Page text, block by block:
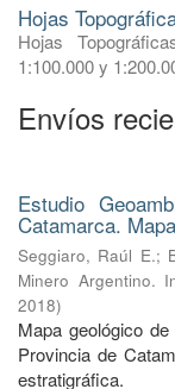
Hojas
Hojas
1:100.000 y
Envíos
Estudio
Catamarca.
Seggiaro, Raúl E.;
Minero Argentino.
2018)
Mapa geológico
Provincia de
estratigráfica.